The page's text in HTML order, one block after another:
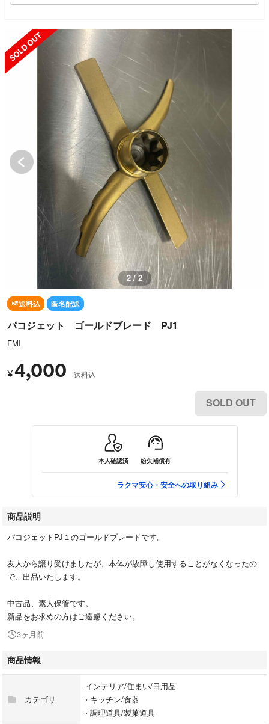
1 / 2
送料込 匿名配送
パコジェット ゴールドブレード PJ1
FMI
¥4,000 送料込
SOLD OUT
本人確認済 紛失補償有
ラクマ安心・安全への取り組み
商品説明
パコジェットPJ１のゴールドブレードです。
友人から譲り受けましたが、本体が故障し使用することがなくなったの
で、出品いたします。
中古品、素人保管です。
新品をお求めの方はご遠慮ください。
3ヶ月前
商品情報
カテゴリ
インテリア/住まい/日用品
› キッチン/食器
› 調理道具/製菓道具